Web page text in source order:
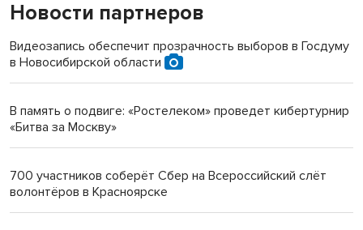
«Мы живём на пастбище!»: в новосибирском селе лошади
терроризируют жителей
Инвалид получил условный срок за избиение врачей
Новости партнеров
Видеозапись обеспечит прозрачность выборов в Госдуму
в Новосибирской области
В память о подвиге: «Ростелеком» проведет кибертурнир
«Битва за Москву»
700 участников соберёт Сбер на Всероссийский слёт
волонтёров в Красноярске